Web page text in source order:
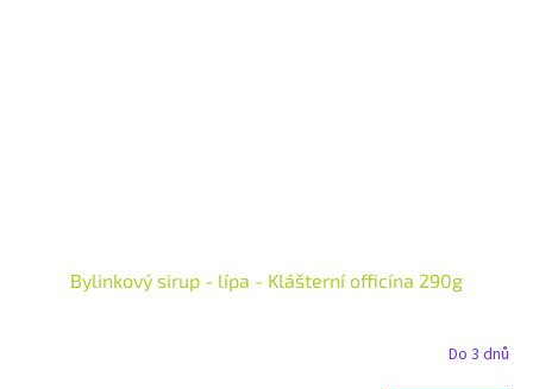
Bylinkový sirup - lípa - Klášterní officína 290g
Do 3 dnů